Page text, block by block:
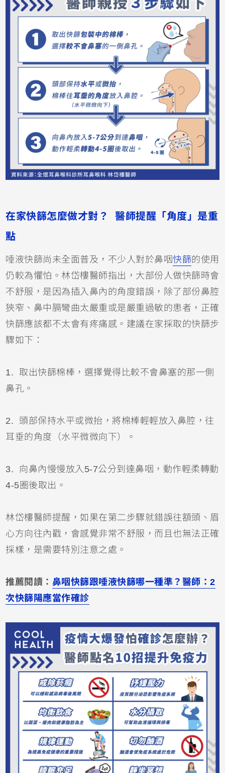
在家快篩怎麼做才對？ 醫師提醒「角度」是重
點
唾液快篩尚未全面普及，不少人對於鼻咽快篩的使用
仍較為懼怕。林岱樓醫師指出，大部份人做快篩時會
不舒服，是因為插入鼻內的角度錯誤，除了部份鼻腔
狹窄、鼻中膈彎曲太嚴重或是嚴重過敏的患者，正確
快篩應該都不太會有疼痛感。建議在家採取的快篩步
驟如下：
1. 取出快篩棉棒，選擇覺得比較不會鼻塞的那一側
鼻孔。
2. 頭部保持水平或微抬，將棉棒輕輕放入鼻腔，往
耳垂的角度（水平微微向下）。
3. 向鼻內慢慢放入5-7公分到達鼻咽，動作輕柔轉動
4-5圈後取出。
林岱樓醫師提醒，如果在第二步驟就錯誤往額頭、眉
心方向往內戳，會感覺非常不舒服，而且也無法正確
採樣，是需要特別注意之處。
推薦閱讀： 鼻咽快篩跟唾液快篩哪一種準？醫師：2
次快篩陽應當作確診